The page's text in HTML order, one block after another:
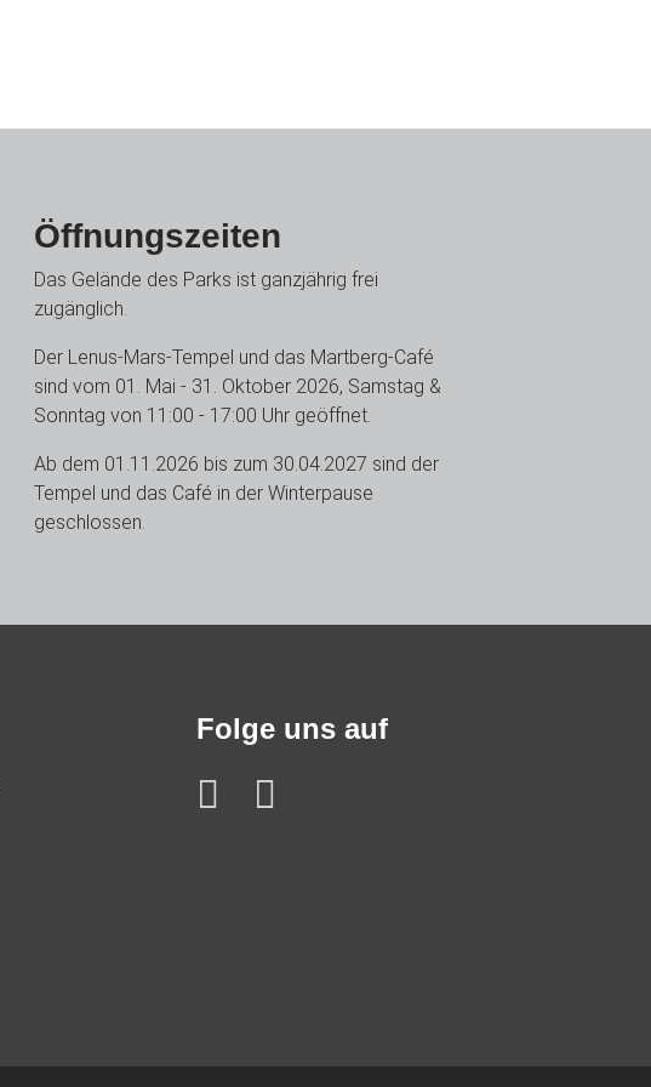
Öffnungszeiten
Das Gelände des Parks ist ganzjährig frei
zugänglich.
Der Lenus-Mars-Tempel und das Martberg-Café
sind vom 01. Mai - 31. Oktober 2026, Samstag &
Sonntag von 11:00 - 17:00 Uhr geöffnet.
Ab dem 01.11.2026 bis zum 30.04.2027 sind der
Tempel und das Café in der Winterpause
geschlossen.
Folge uns auf